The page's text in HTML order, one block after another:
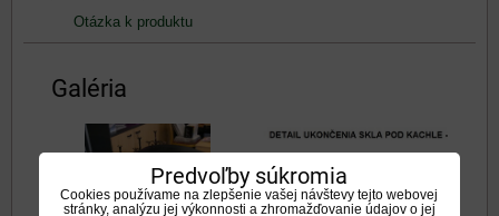
Otázka k produktu
Galéria
Predvoľby súkromia
Cookies používame na zlepšenie vašej návštevy tejto webovej
stránky, analýzu jej výkonnosti a zhromažďovanie údajov o jej